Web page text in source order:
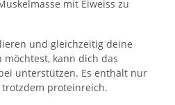
mit Eiweiss zu
und gleichzeitig deine
möchtest, kann dich das
unterstützen. Es enthält nur
proteinreich.